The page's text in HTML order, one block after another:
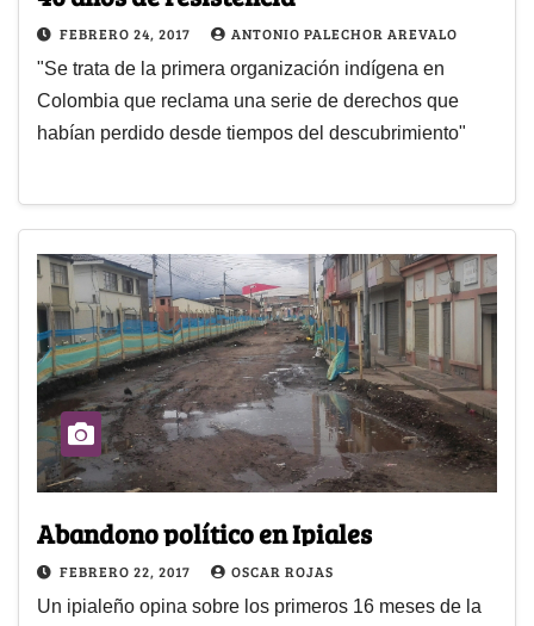
FEBRERO 24, 2017 ANTONIO PALECHOR AREVALO
"Se trata de la primera organización indígena en
Colombia que reclama una serie de derechos que
habían perdido desde tiempos del descubrimiento"
Abandono político en Ipiales
FEBRERO 22, 2017 OSCAR ROJAS
Un ipialeño opina sobre los primeros 16 meses de la